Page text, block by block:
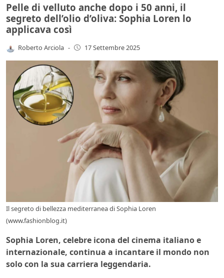
Pelle di velluto anche dopo i 50 anni, il
segreto dell’olio d’oliva: Sophia Loren lo
applicava così
Roberto Arciola - 17 Settembre 2025
Il segreto di bellezza mediterranea di Sophia Loren
(www.fashionblog.it)
Sophia Loren, celebre icona del cinema italiano e
internazionale, continua a incantare il mondo non
solo con la sua carriera leggendaria.